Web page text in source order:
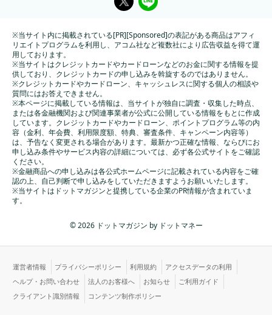
※当サイト内に掲載されている[PR][Sponsored]の表記がある商品はアフィ
リエイトプログラムを利用し、アコム社など複数社により広告収益を得て運
用しております。
※当サイトはクレジットカードやカードローンなどのお金に関する情報を提
供しており、クレジットカードの申し込みを斡旋するのではありません。
※クレジットカードやカードローン、キャッシュレスに関する個人の相談や
質問にはお答えできません。
※本ページに掲載している情報は、当サイトが独自に調査・収集した時点、
または各金融機関および関連事業者が公式に公開している情報をもとに作成
しています。クレジットカードやカードローン、ポイントプログラム等の内
容（金利、年会費、利用限度額、特典、審査条件、キャンペーン内容等）
は、予告なく変更される場合があります。最新かつ正確な情報、ならびにお
申し込み条件やサービス内容の詳細については、必ず各公式サイトをご確認
ください。
※金融商品への申し込みは各公式ホームページに記載されている内容をご確
認の上、自己判断で申し込みをしていただきますようお願いいたします。
※当サイトはドットマガジンと提携している企業のPR情報が含まれていま
す。
© 2026 ドットマガジン by ドットマネー
運営者情報 プライバシーポリシー 利用規約
アクセスデータの利用
ヘルプ・お問い合わせ
法人のお客様へ お知らせ
ご利用ガイド
クライアント識別情報
コンテンツ制作ポリシー